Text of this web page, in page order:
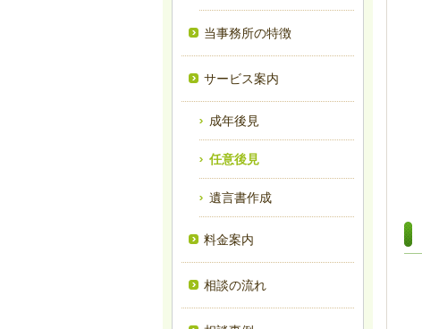
当事務所の特徴
サービス案内
成年後見
任意後見
遺言書作成
料金案内
相談の流れ